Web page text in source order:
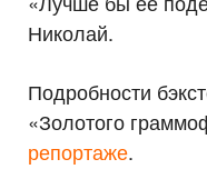
Николай.
Подробности
«Золотого
репортаже.